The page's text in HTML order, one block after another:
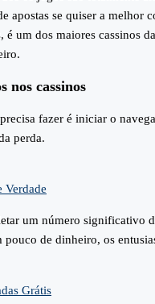
apostas se quiser a
é um dos maiores cassinos
nos cassinos
fazer é iniciar o
perda.
Verdade
um número significativo
de dinheiro, os
Grátis